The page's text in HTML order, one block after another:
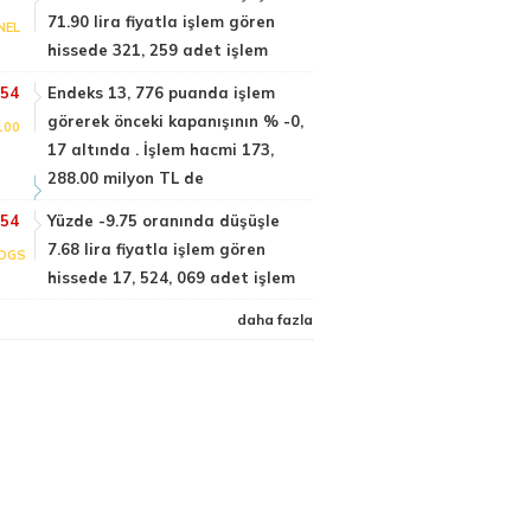
71.90 lira fiyatla işlem gören
hissede 321, 259 adet işlem
Endeks 13, 776 puanda işlem
görerek önceki kapanışının % -0,
17 altında . İşlem hacmi 173,
288.00 milyon TL de
Yüzde -9.75 oranında düşüşle
7.68 lira fiyatla işlem gören
hissede 17, 524, 069 adet işlem
daha fazla